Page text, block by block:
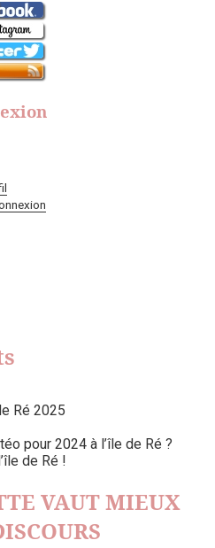
Ré 2025
pour 2024 à l’île de Ré ?
de Ré !
VAUT MIEUX